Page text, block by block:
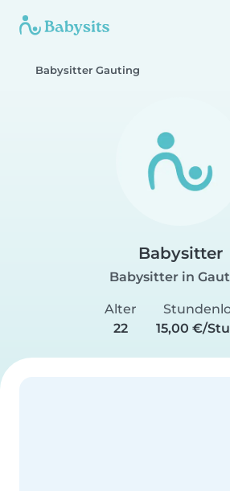
Babysitter Gauting
Babysitter
Babysitter in
Alter
22
15,00 €/